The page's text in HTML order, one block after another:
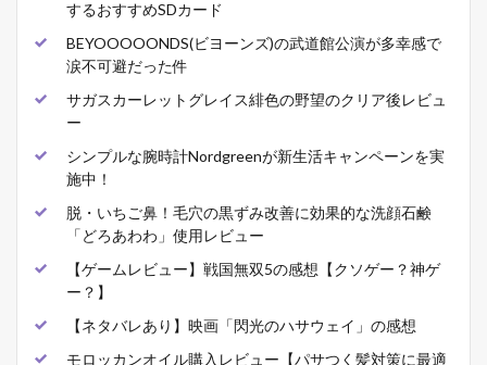
するおすすめSDカード
BEYOOOOONDS(ビヨーンズ)の武道館公演が多幸感で
涙不可避だった件
サガスカーレットグレイス緋色の野望のクリア後レビュ
ー
シンプルな腕時計Nordgreenが新生活キャンペーンを実
施中！
脱・いちご鼻！毛穴の黒ずみ改善に効果的な洗顔石鹸
「どろあわわ」使用レビュー
【ゲームレビュー】戦国無双5の感想【クソゲー？神ゲ
ー？】
【ネタバレあり】映画「閃光のハサウェイ」の感想
モロッカンオイル購入レビュー【パサつく髪対策に最適